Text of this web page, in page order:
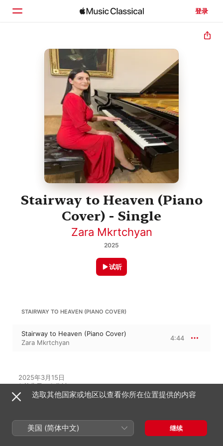
登录
主页
Stairway to Heaven (Piano
Cover) - Single
Zara Mkrtchyan
2025
试听
STAIRWAY TO HEAVEN (PIANO COVER)
Stairway to Heaven (Piano Cover)
Zara Mkrtchyan
4:44
2025年3月15日
1 首曲目 · 4 分钟
℗ 2025 Zara Mkrtchyan
在此专辑中聆听
选取其他国家或地区以查看你所在位置提供的内容
美国 (简体中文) 继续